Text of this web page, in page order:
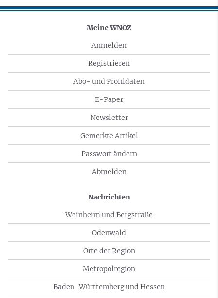
Meine WNOZ
Anmelden
Registrieren
Abo- und Profildaten
E-Paper
Newsletter
Gemerkte Artikel
Passwort ändern
Abmelden
Nachrichten
Weinheim und Bergstraße
Odenwald
Orte der Region
Metropolregion
Baden-Württemberg und Hessen